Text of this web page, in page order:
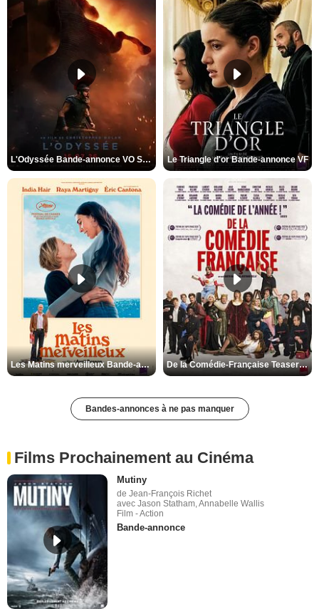
L'Odyssée Bande-annonce VO STFR Le Triangle d'or Bande-annonce VF
Les Matins merveilleux Bande-annonce VF De la Comédie-Française Teaser VF
Bandes-annonces à ne pas manquer
Films Prochainement au Cinéma
Mutiny
de Jean-François Richet
avec Jason Statham, Annabelle Wallis
Film - Action
Bande-annonce